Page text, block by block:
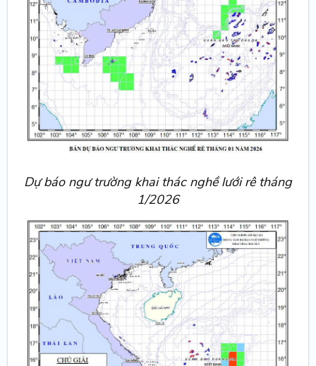
Dự báo ngư trường khai thác nghề lưới rê tháng
1/2026